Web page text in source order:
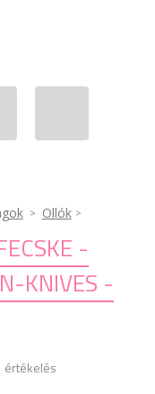
Ollók
-
KNIVES -
értékelés